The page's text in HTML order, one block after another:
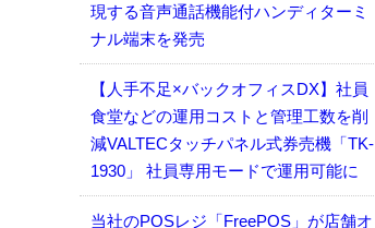
現する音声通話機能付ハンディターミ
ナル端末を発売
【人手不足×バックオフィスDX】社員
食堂などの運用コストと管理工数を削
減VALTECタッチパネル式券売機「TK-
1930」 社員専用モードで運用可能に
当社のPOSレジ「FreePOS」が店舗オ